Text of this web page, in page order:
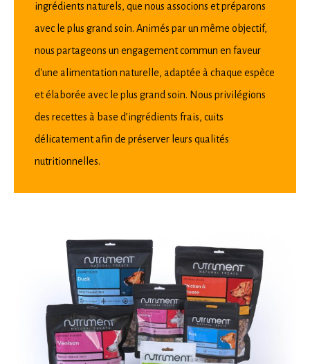
ingrédients naturels, que nous associons et préparons
avec le plus grand soin. Animés par un même objectif,
nous partageons un engagement commun en faveur
d'une alimentation naturelle, adaptée à chaque espèce
et élaborée avec le plus grand soin. Nous privilégions
des recettes à base d’ingrédients frais, cuits
délicatement afin de préserver leurs qualités
nutritionnelles.